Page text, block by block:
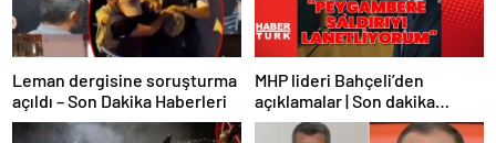
Leman dergisine soruşturma
açıldı – Son Dakika Haberleri
MHP lideri Bahçeli’den
açıklamalar | Son dakika
haberler | Son dakika